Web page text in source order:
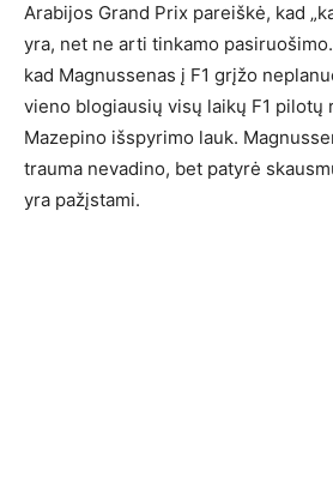
Arabijos Grand Prix pareiškė, kad
yra, net ne arti tinkamo
kad Magnussenas į F1 grįžo
vieno blogiausių visų laikų F1 pilotų
Mazepino išspyrimo lauk.
trauma nevadino, bet patyrė
yra pažįstami.